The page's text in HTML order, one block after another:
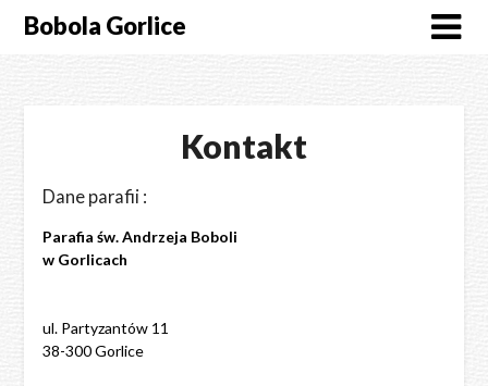
SkipBobola Gorlice
Kontakt
Dane parafii :
Parafia św. Andrzeja Boboli
w Gorlicach
ul. Partyzantów 11
38-300 Gorlice